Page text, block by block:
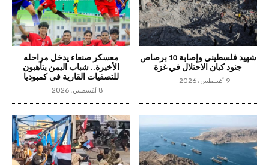
شهيد فلسطيني وإصابة 10 برصاص
جنود كيان الاحتلال في غزة
9 أغسطس، 2026
معسكر صنعاء يدخل مراحله
الأخيرة.. شباب اليمن يتأهبون
للتصفيات القارية في كمبوديا
8 أغسطس، 2026